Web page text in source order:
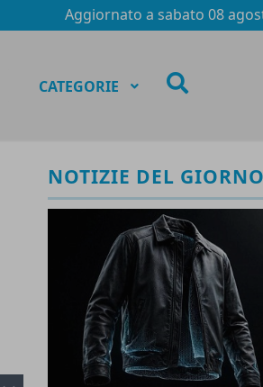
Aggiornato a sabato 08
CATEGORIE
NOTIZIE DEL GIORNO